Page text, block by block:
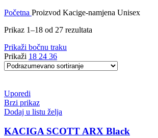
Početna Proizvod Kacige-namjena Unisex
Prikaz 1–18 od 27 rezultata
Prikaži bočnu traku
Prikaži 18 24 36
Uporedi
Brzi prikaz
Dodaj u listu želja
KACIGA SCOTT ARX Black